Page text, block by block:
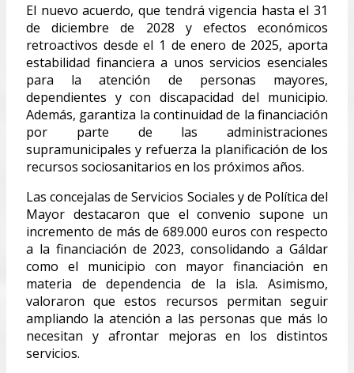
El nuevo acuerdo, que tendrá vigencia hasta el 31
de diciembre de 2028 y efectos económicos
retroactivos desde el 1 de enero de 2025, aporta
estabilidad financiera a unos servicios esenciales
para la atención de personas mayores,
dependientes y con discapacidad del municipio.
Además, garantiza la continuidad de la financiación
por parte de las administraciones
supramunicipales y refuerza la planificación de los
recursos sociosanitarios en los próximos años.
Las concejalas de Servicios Sociales y de Política del
Mayor destacaron que el convenio supone un
incremento de más de 689.000 euros con respecto
a la financiación de 2023, consolidando a Gáldar
como el municipio con mayor financiación en
materia de dependencia de la isla. Asimismo,
valoraron que estos recursos permitan seguir
ampliando la atención a las personas que más lo
necesitan y afrontar mejoras en los distintos
servicios.